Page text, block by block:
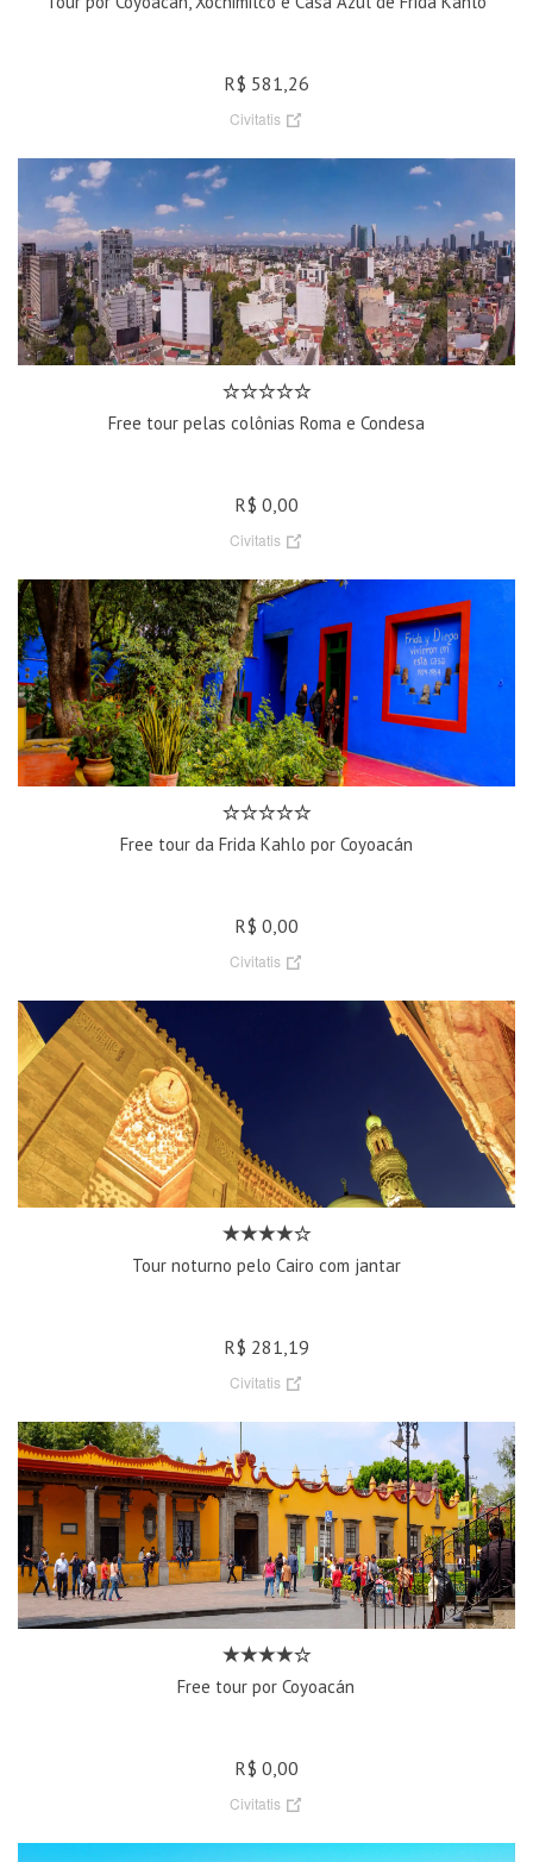
R$ 581,26
Civitatis
Free tour pelas colônias Roma e Condesa
R$ 0,00
Civitatis
Free tour da Frida Kahlo por Coyoacán
R$ 0,00
Civitatis
Tour noturno pelo Cairo com jantar
R$ 281,19
Civitatis
Free tour por Coyoacán
R$ 0,00
Civitatis